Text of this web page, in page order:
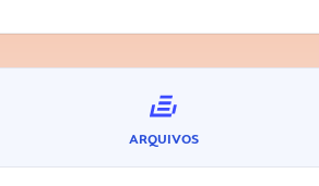
ARQUIVOS